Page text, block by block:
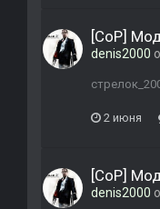
[CoP]
denis2000
2 июня
[CoP]
denis2000